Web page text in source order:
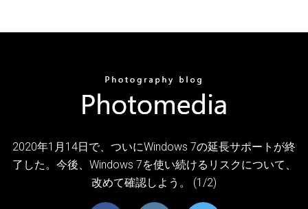
2020年1月14日で、ついにWindows 7の延長サポートが終
了した。今後、Windows 7を使い続けるリスクについて、
改めて確認しよう。 (1/2)